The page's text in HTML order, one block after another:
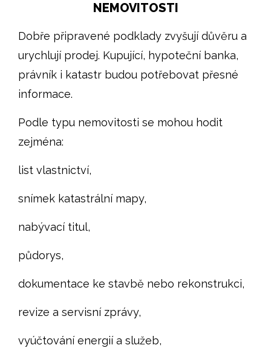
NEMOVITOSTI
Dobře připravené podklady zvyšují důvěru a
urychlují prodej. Kupující, hypoteční banka,
právník i katastr budou potřebovat přesné
informace.
Podle typu nemovitosti se mohou hodit
zejména:
list vlastnictví,
snímek katastrální mapy,
nabývací titul,
půdorys,
dokumentace ke stavbě nebo rekonstrukci,
revize a servisní zprávy,
vyúčtování energií a služeb,